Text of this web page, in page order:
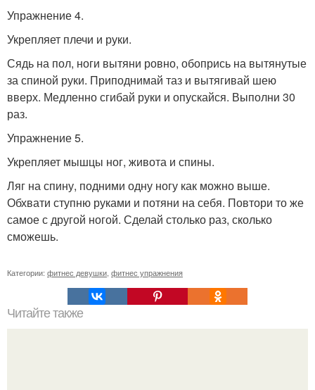
Упражнение 4.
Укрепляет плечи и руки.
Сядь на пол, ноги вытяни ровно, обопрись на вытянутые
за спиной руки. Приподнимай таз и вытягивай шею
вверх. Медленно сгибай руки и опускайся. Выполни 30
раз.
Упражнение 5.
Укрепляет мышцы ног, живота и спины.
Ляг на спину, подними одну ногу как можно выше.
Обхвати ступню руками и потяни на себя. Повтори то же
самое с другой ногой. Сделай столько раз, сколько
сможешь.
Категории: фитнес девушки фитнес упражнения
Читайте также